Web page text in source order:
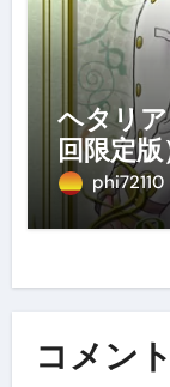
ヘタリ
回限定版
phi72110
コメン